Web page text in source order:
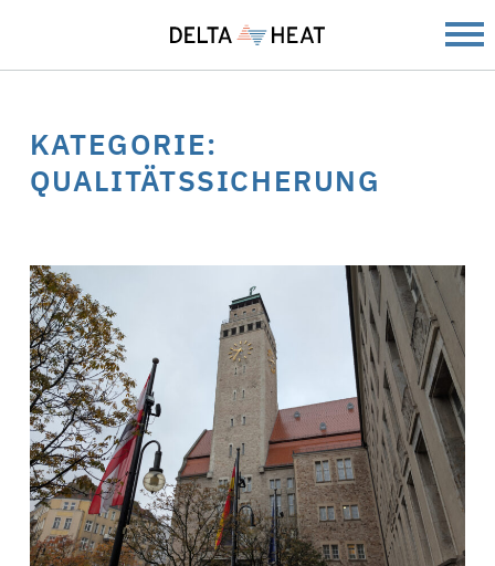
KATEGORIE:
QUALITÄTSSICHERUNG